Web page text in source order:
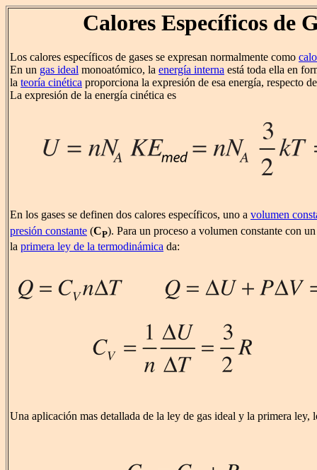
Calores Específicos de
Los calores específicos de gases se expresan normalmente como
En un gas ideal monoatómico, la energía interna está toda ella en
la teoría cinética proporciona la expresión de esa energía, respecto
La expresión de la energía cinética es
En los gases se definen dos calores específicos, uno a volumen
presión constante (CP). Para un proceso a volumen constante con
la primera ley de la termodinámica da:
Una aplicación mas detallada de la ley de gas ideal y la primera ley,